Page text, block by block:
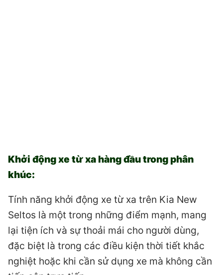
Khởi động xe từ xa hàng đầu trong phân
khúc:
Tính năng khởi động xe từ xa trên Kia New
Seltos là một trong những điểm mạnh, mang
lại tiện ích và sự thoải mái cho người dùng,
đặc biệt là trong các điều kiện thời tiết khắc
nghiệt hoặc khi cần sử dụng xe mà không cần